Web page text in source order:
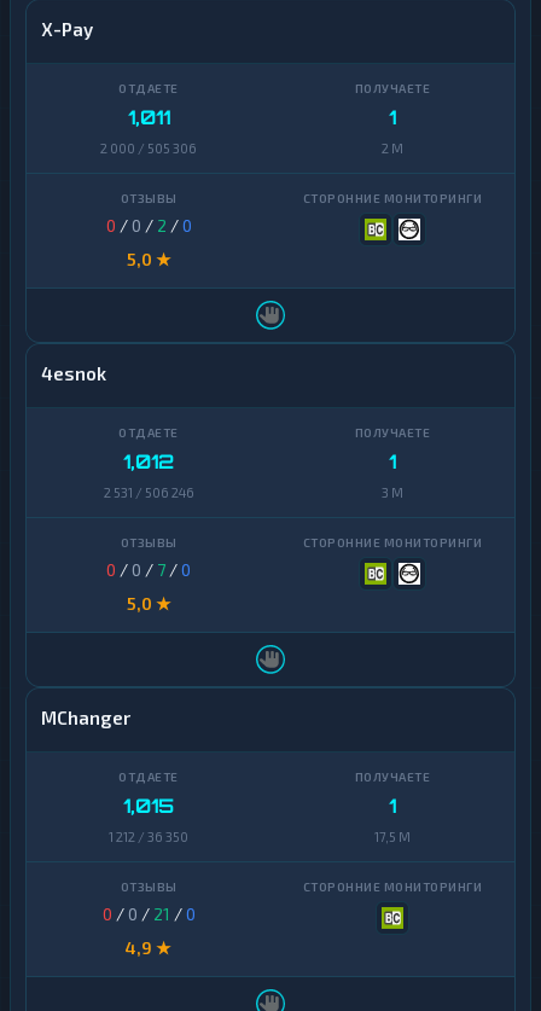
X-Pay
1,011
2 000 / 505 306
1
2 M
0 / 0 / 2 /0
5,0 ★
4esnok
1,012
2 531 / 506 246
1
3 M
0 / 0 / 7 /0
5,0 ★
MChanger
1,015
1 212 / 36 350
1
17,5 M
0 / 0 / 21 /0
4,9 ★